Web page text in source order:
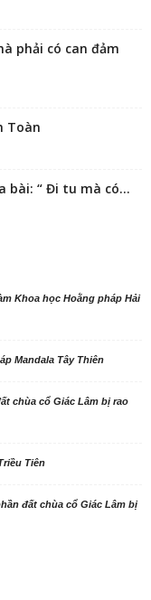
phải có can đảm
Toàn
bài: “ Đi tu mà có...
Khoa học Hoằng pháp Hải
Mandala Tây Thiên
chùa cổ Giác Lâm bị rao
Tiên
đất chùa cổ Giác Lâm bị